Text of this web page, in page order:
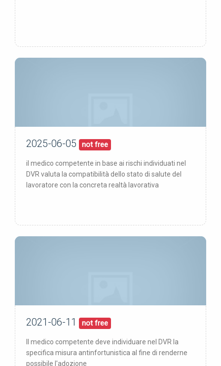
pubblicata:05/06/25
2025-06-05 not free
il medico competente in base ai rischi individuati nel
DVR valuta la compatibilità dello stato di salute del
lavoratore con la concreta realtà lavorativa
pubblicata:11/06/21
2021-06-11 not free
Il medico competente deve individuare nel DVR la
specifica misura antinfortunistica al fine di renderne
possibile l'adozione